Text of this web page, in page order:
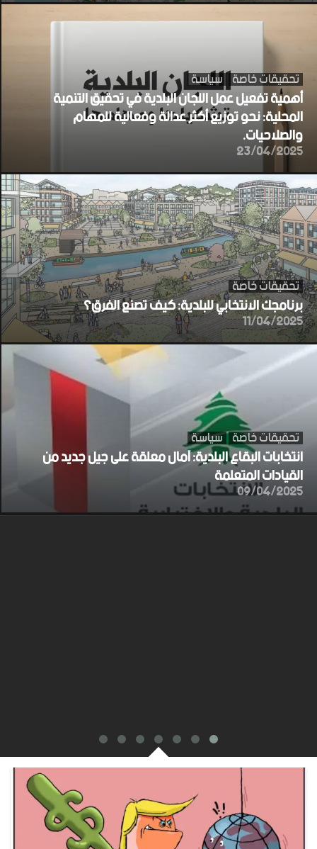
تحقيقات خاصة سياسة
أهمية تفعيل عمل اللجان البلدية في تحقيق التنمية
المحلية: نحو توزيع أكثر عدالة وفعالية للمهام
والصلاحيات.
23/04/2025
تحقيقات خاصة
برنامجك الانتخابي للبلدية: كيف تصنع الفرق؟
11/04/2025
تحقيقات خاصة سياسة
انتخابات البقاع البلدية: آمال معلقة على جيل جديد من
القيادات المتعلمة
09/04/2025